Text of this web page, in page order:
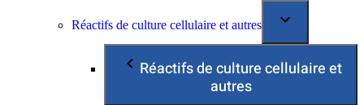
Réactifs de culture cellulaire et autres
Réactifs de culture cellulaire et
autres